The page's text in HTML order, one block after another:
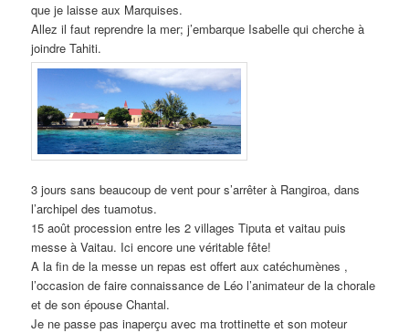
que je laisse aux Marquises.
Allez il faut reprendre la mer; j’embarque Isabelle qui cherche à
joindre Tahiti.
3 jours sans beaucoup de vent pour s’arrêter à Rangiroa, dans
l’archipel des tuamotus.
15 août procession entre les 2 villages Tiputa et vaitau puis
messe à Vaitau. Ici encore une véritable fête!
A la fin de la messe un repas est offert aux catéchumènes ,
l’occasion de faire connaissance de Léo l’animateur de la chorale
et de son épouse Chantal.
Je ne passe pas inaperçu avec ma trottinette et son moteur